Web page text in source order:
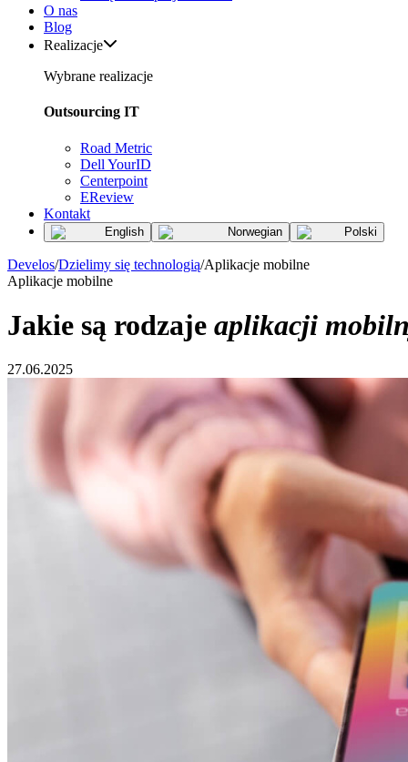
O nas
Blog
Realizacje
Wybrane realizacje
Outsourcing IT
Road Metric
Dell YourID
Centerpoint
EReview
Kontakt
English Norwegian Polski
Develos/Dzielimy się technologią/Aplikacje mobilne
Aplikacje mobilne
Jakie są rodzaje aplikacji
27.06.2025